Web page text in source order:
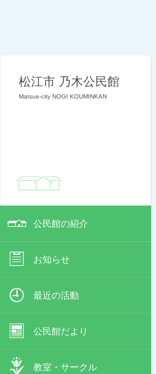
松江市 乃木公民館
Matsue-city NOGI KOUMINKAN
公民館の紹介
お知らせ
最近の活動
公民館だより
教室・サークル